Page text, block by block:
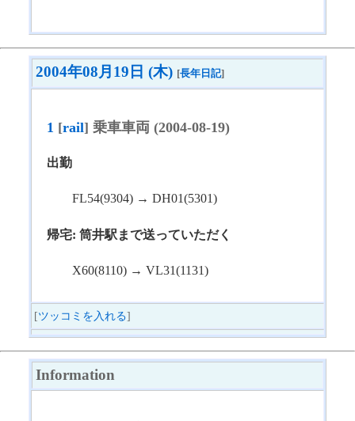
2004年08月19日 (木) [長年日記]
1 [rail] 乗車車両 (2004-08-19)
出勤
FL54(9304) → DH01(5301)
帰宅: 筒井駅まで送っていただく
X60(8110) → VL31(1131)
[ツッコミを入れる]
Information